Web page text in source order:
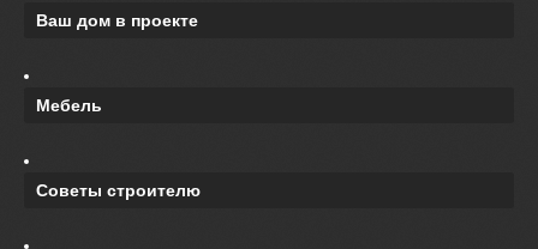
Ваш дом в проекте
Мебель
Советы строителю